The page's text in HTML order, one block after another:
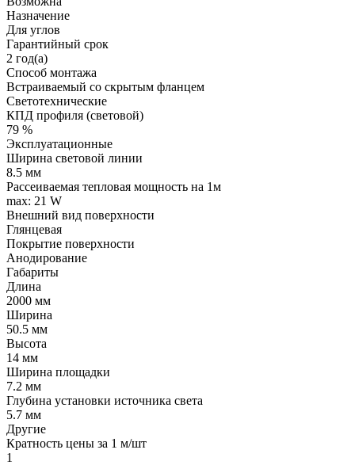
Назначение
Для углов
Гарантийный срок
2 год(а)
Способ монтажа
Встраиваемый со скрытым фланцем
Светотехнические
КПД профиля (cветовой)
79 %
Эксплуатационные
Ширина световой линии
8.5 мм
Рассеиваемая тепловая мощность на 1м
max: 21 W
Внешний вид поверхности
Глянцевая
Покрытие поверхности
Анодирование
Габариты
Длина
2000 мм
Ширина
50.5 мм
Высота
14 мм
Ширина площадки
7.2 мм
Глубина установки источника света
5.7 мм
Другие
Кратность цены за 1 м/шт
1